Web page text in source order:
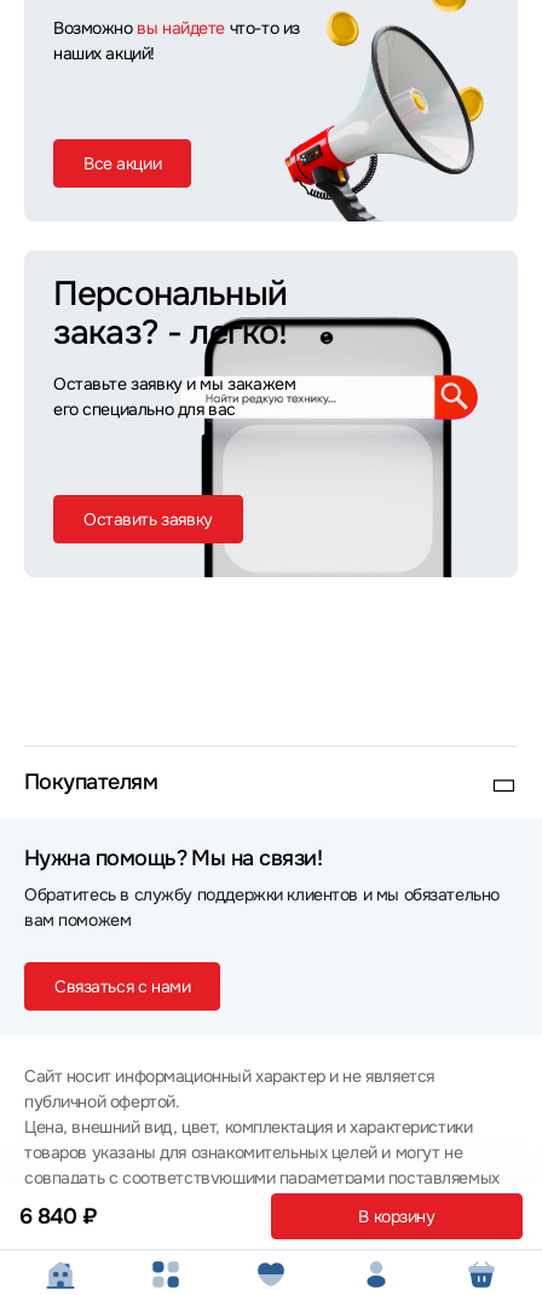
6 840 ₽ В корзину
Возможно вы найдете что-то из
наших акций!
Все акции
Персональный
заказ? - легко!
Оставьте заявку и мы закажем
его специально для вас
Оставить заявку
Покупателям
Нужна помощь? Мы на связи!
Обратитесь в службу поддержки клиентов и мы обязательно
вам поможем
Связаться с нами
Сайт носит информационный характер и не является
публичной офертой.
Цена, внешний вид, цвет, комплектация и характеристики
товаров указаны для ознакомительных целей и могут не
совпадать с соответствующими параметрами поставляемых
товаров - уточняйте информацию у менеджера при
оформлении заказа.
Политика конфиденциальности
© 2012 — 2026 ООО «Эпл Тэк»